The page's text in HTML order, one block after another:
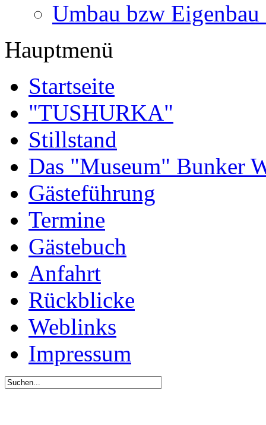
Umbau bzw
Hauptmenü
Startseite
"TUSHURKA"
Stillstand
Das "Museum" Bunker
Gästeführung
Termine
Gästebuch
Anfahrt
Rückblicke
Weblinks
Impressum